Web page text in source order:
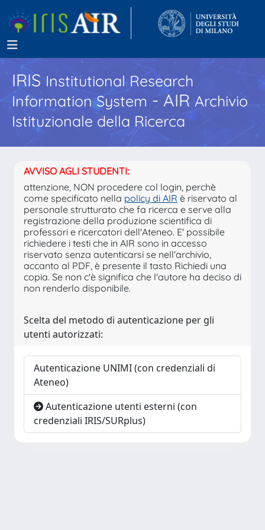
IRISInstitutional Research
Information System - AIR Archivio
Istituzionale della Ricerca
AVVISO AGLI STUDENTI:
attenzione, NON procedere col login, perchè
come specificato nella policy di AIR è riservato al
personale strutturato che fa ricerca e serve alla
registrazione della produzione scientifica di
professori e ricercatori dell'Ateneo. E' possibile
richiedere i testi che in AIR sono in accesso
riservato senza autenticarsi se nell'archivio,
accanto al PDF, è presente il tasto Richiedi una
copia. Se non c'è significa che l'autore ha deciso di
non renderlo disponibile.
Scelta del metodo di autenticazione per gli
utenti autorizzati:
Autenticazione UNIMI (con credenziali di
Ateneo)
Autenticazione utenti esterni (con
credenziali IRIS/SURplus)